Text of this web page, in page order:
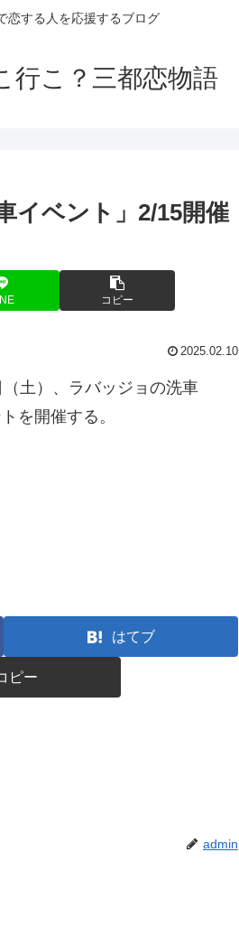
恋する人を応援するブログ
行こ？三都恋物語
イベント 」2/15開催
コピー
2025.02.10
土）、ラバッジョの洗車
を開催する。
はてブ
ピー
admin